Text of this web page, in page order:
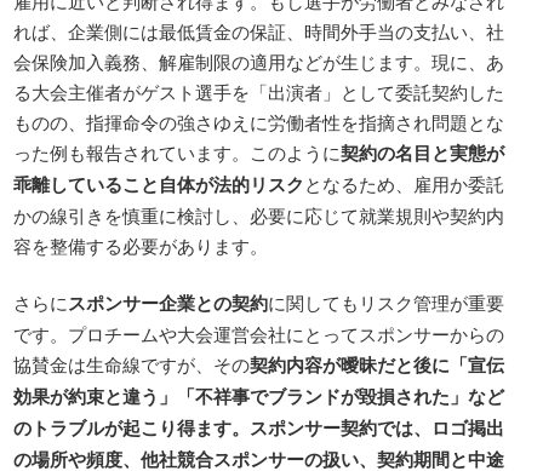
れば、企業側には最低賃金の保証、時間外手当の支払い、社
会保険加入義務、解雇制限の適用などが生じます。現に、あ
る大会主催者がゲスト選手を「出演者」として委託契約した
ものの、指揮命令の強さゆえに労働者性を指摘され問題とな
った例も報告されています。このように契約の名目と実態が
乖離していること自体が法的リスクとなるため、雇用か委託
かの線引きを慎重に検討し、必要に応じて就業規則や契約内
容を整備する必要があります。
さらにスポンサー企業との契約に関してもリスク管理が重要
です。プロチームや大会運営会社にとってスポンサーからの
協賛金は生命線ですが、その契約内容が曖昧だと後に「宣伝
効果が約束と違う」「不祥事でブランドが毀損された」など
のトラブルが起こり得ます。スポンサー契約では、ロゴ掲出
の場所や頻度、他社競合スポンサーの扱い、契約期間と中途